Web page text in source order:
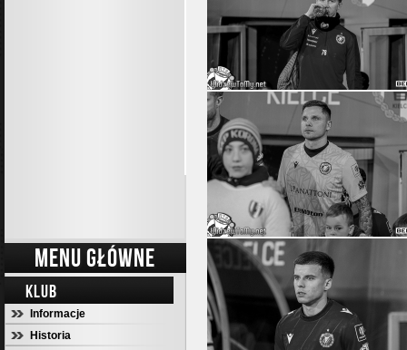
MENU GŁÓWNE
KLUB
Informacje
Historia